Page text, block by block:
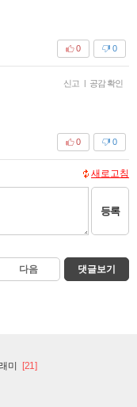
0
0
신고 | 공감 확인
0
0
새로고침
등록
다음 댓글보기
미 [21]